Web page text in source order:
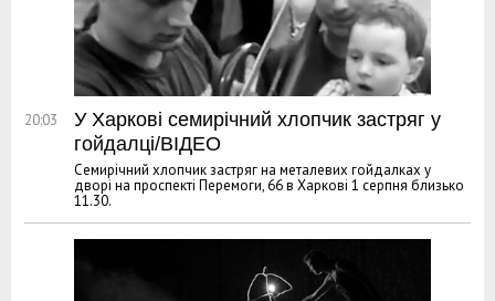
20:03
У Харкові семирічний хлопчик застряг у
гойдалці/ВІДЕО
Семирічний хлопчик застряг на металевих гойдалках у
дворі на проспекті Перемоги, 66 в Харкові 1 серпня близько
11.30.